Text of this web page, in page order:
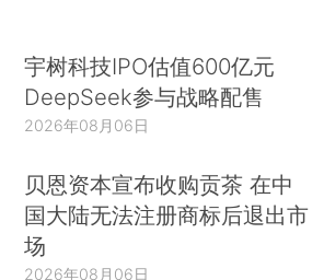
宇树科技IPO估值600亿元
DeepSeek参与战略配售
2026年08月06日
贝恩资本宣布收购贡茶 在中
国大陆无法注册商标后退出市
场
2026年08月06日